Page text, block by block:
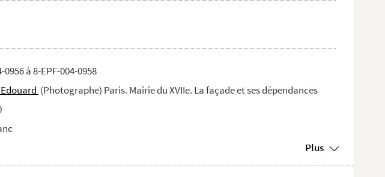
0956 à 8-EPF-004-0958
(Photographe) Paris. Mairie du XVIIe. La façade et ses dépendances
Plus